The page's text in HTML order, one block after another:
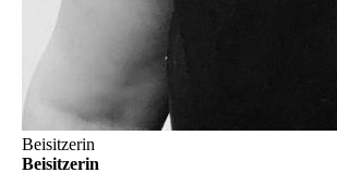
Beisitzerin
Beisitzerin